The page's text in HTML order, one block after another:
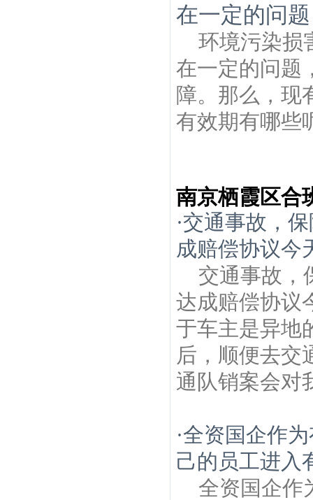
在一定的问
环境污染损
在一定的问题
障。那么，现
有效期有哪些
南京栖霞区合
·交通事故，
成赔偿协议今
交通事故，
达成赔偿协议
于车主是异地
后，顺便去交
通队销案会对
·全资国企作
己的员工进入
全资国企作